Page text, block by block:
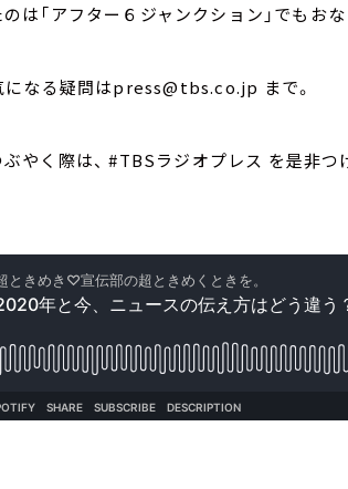
「アフター６ジャンクション」でもおな
なる疑問はpress@tbs.co.jp まで。
やく際は、 #TBSラジオプレス を是非つ